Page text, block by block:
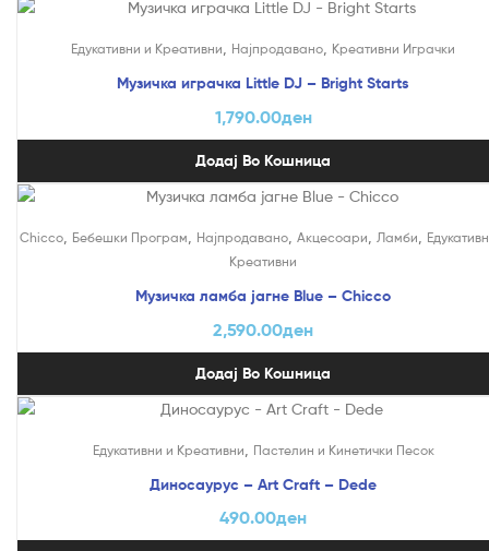
Едукативни и Креативни Најпродавано Креативни Играчки
Музичка играчка Little DJ – Bright Starts
1,790.00ден
Додај Во Кошница
Chicco, Бебешки Програм Најпродавано, Акцесоари Ламби
Креативни
Музичка ламба јагне Blue – Chicco
2,590.00ден
Додај Во Кошница
Едукативни и Креативни Пастелин и Кинетички Песок
Диносаурус – Art Craft – Dede
490.00ден